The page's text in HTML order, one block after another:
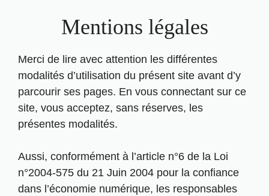
Mentions légales
Merci de lire avec attention les différentes
modalités d’utilisation du présent site avant d’y
parcourir ses pages. En vous connectant sur ce
site, vous acceptez, sans réserves, les
présentes modalités.
Aussi, conformément à l’article n°6 de la Loi
n°2004-575 du 21 Juin 2004 pour la confiance
dans l’économie numérique, les responsables